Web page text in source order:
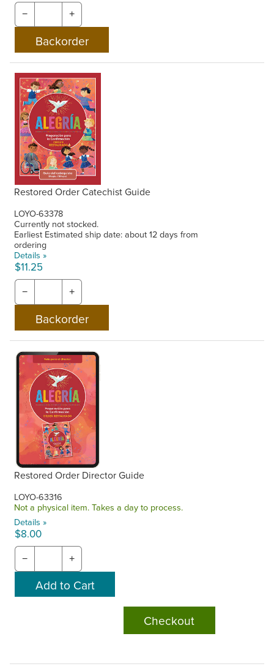
− +
Restored Order Catechist Guide
LOYO-63378
Currently not stocked.
Earliest Estimated ship date: about 12 days from
ordering
Details »
$11.25
− +
Restored Order Director Guide
LOYO-63316
Not a physical item. Takes a day to process.
Details »
$8.00
− +
Checkout